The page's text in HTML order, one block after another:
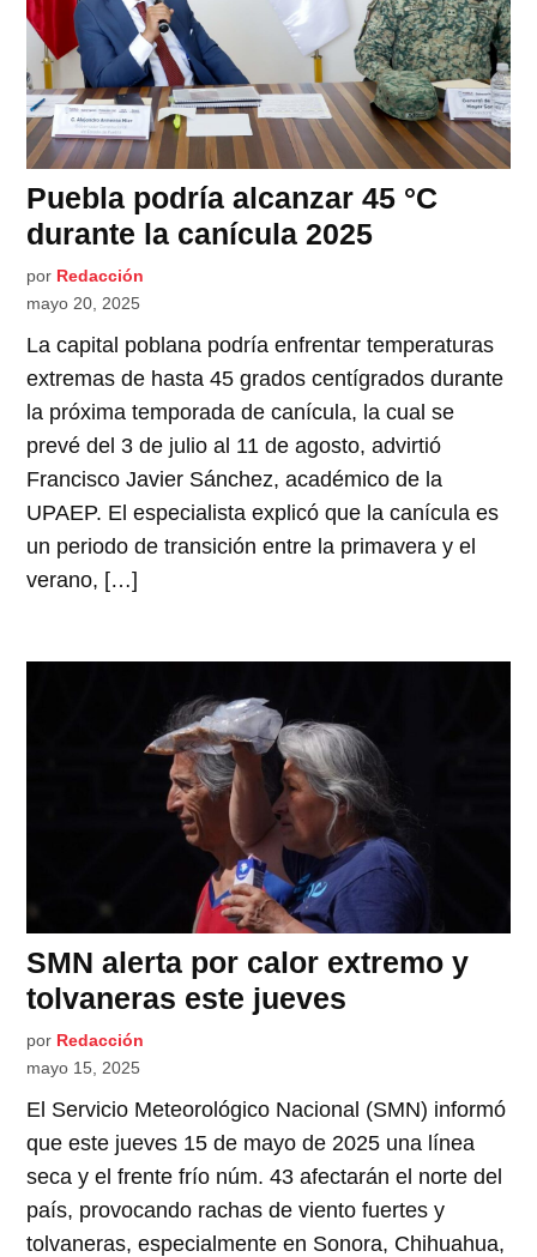
Puebla podría alcanzar 45 °C
durante la canícula 2025
por Redacción
mayo 20, 2025
La capital poblana podría enfrentar temperaturas
extremas de hasta 45 grados centígrados durante
la próxima temporada de canícula, la cual se
prevé del 3 de julio al 11 de agosto, advirtió
Francisco Javier Sánchez, académico de la
UPAEP. El especialista explicó que la canícula es
un periodo de transición entre la primavera y el
verano, […]
SMN alerta por calor extremo y
tolvaneras este jueves
por Redacción
mayo 15, 2025
El Servicio Meteorológico Nacional (SMN) informó
que este jueves 15 de mayo de 2025 una línea
seca y el frente frío núm. 43 afectarán el norte del
país, provocando rachas de viento fuertes y
tolvaneras, especialmente en Sonora, Chihuahua,